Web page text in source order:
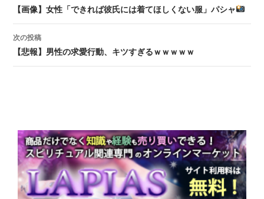
投稿ナビゲーション
【画像】女性「できれば彼氏には着てほしくない服」パシャ
次の投稿
【悲報】男性の求愛行動、キツすぎるｗｗｗｗｗ